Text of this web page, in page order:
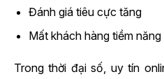
Đánh giá tiêu cực tăng
Mất khách hàng tiềm năng
Trong thời đại số, uy tín